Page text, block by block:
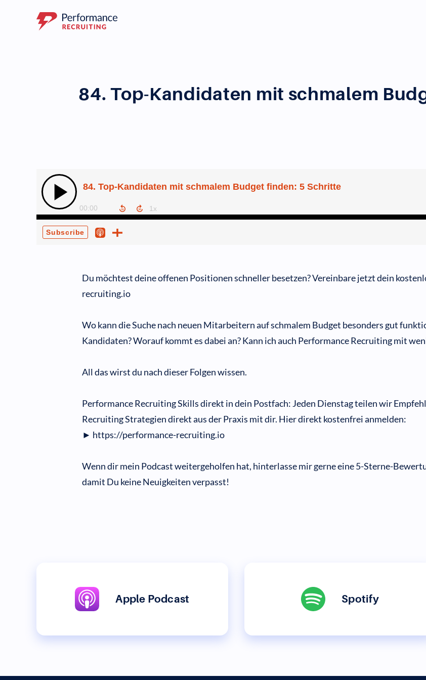
84. Top-Kandidaten mit schmalem
Du möchtest deine offenen Positionen schneller besetzen? Vereinbare jetzt dein
recruiting.io
Wo kann die Suche nach neuen Mitarbeitern auf schmalem Budget besonders gut
Kandidaten? Worauf kommt es dabei an? Kann ich auch Performance Recruiting mit
All das wirst du nach dieser Folgen wissen.
Performance Recruiting Skills direkt in dein Postfach: Jeden Dienstag teilen wir
Recruiting Strategien direkt aus der Praxis mit dir. Hier direkt kostenfrei anmelden:
► https://performance-recruiting.io
Wenn dir mein Podcast weitergeholfen hat, hinterlasse mir gerne eine 5-Sterne-
damit Du keine Neuigkeiten verpasst!
Apple Podcast Spotify